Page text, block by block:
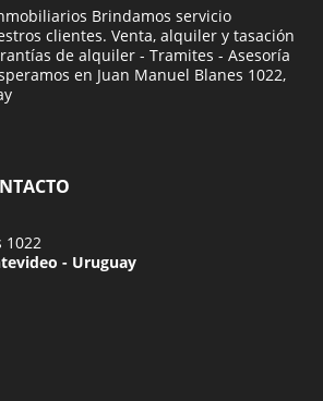
Brindamos servicio
clientes. Venta, alquiler y tasación
de alquiler - Tramites - Asesoría
en Juan Manuel Blanes 1022,
1022
- Uruguay